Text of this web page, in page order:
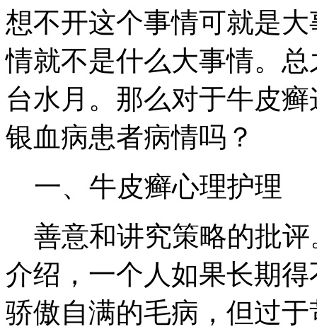
想不开这个事情可就是
情就不是什么大事情。
台水月。那么对于牛皮
银血病患者病情吗？
一、牛皮癣心理护理
善意和讲究策略的批评
介绍，一个人如果长期
骄傲自满的毛病，但过